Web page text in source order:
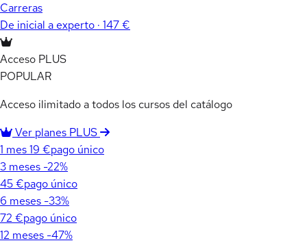
Carreras
De inicial a experto · 147 €
Acceso PLUS
POPULAR
Acceso ilimitado a todos los cursos del catálogo
Ver planes PLUS
1 mes19 €pago único
3 meses -22%
45 €pago único
6 meses -33%
72 €pago único
12 meses -47%